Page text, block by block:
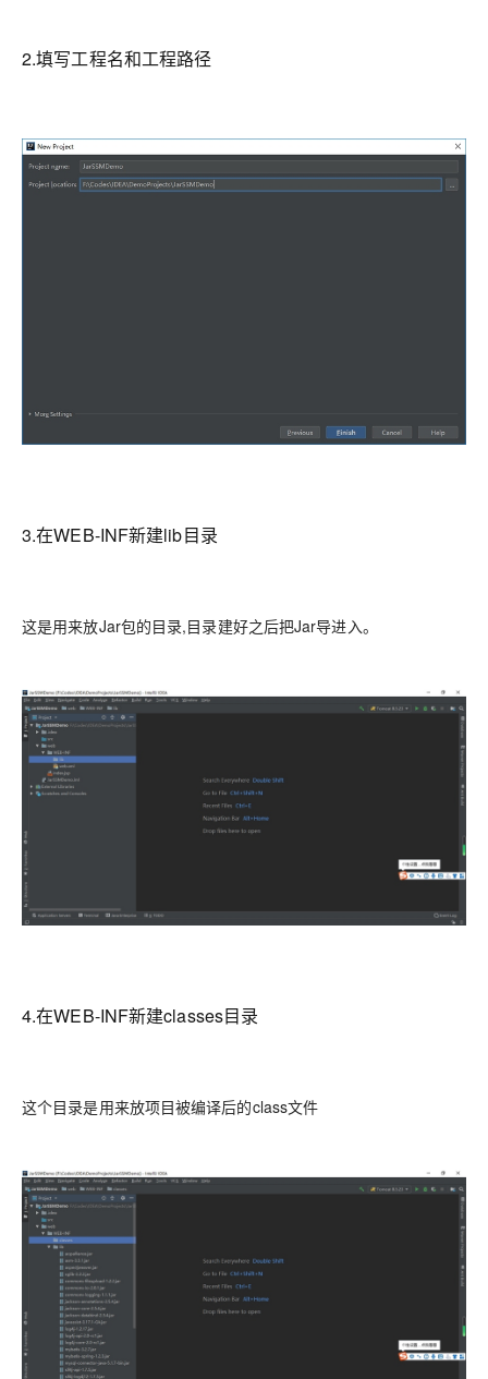
2.填写工程名和工程路径
3.在WEB-INF新建lib目录
这是用来放Jar包的目录,目录建好之后把Jar导进入。
4.在WEB-INF新建classes目录
这个目录是用来放项目被编译后的class文件